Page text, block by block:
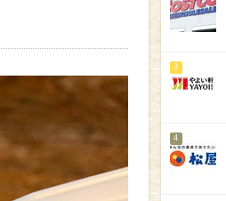
3
4